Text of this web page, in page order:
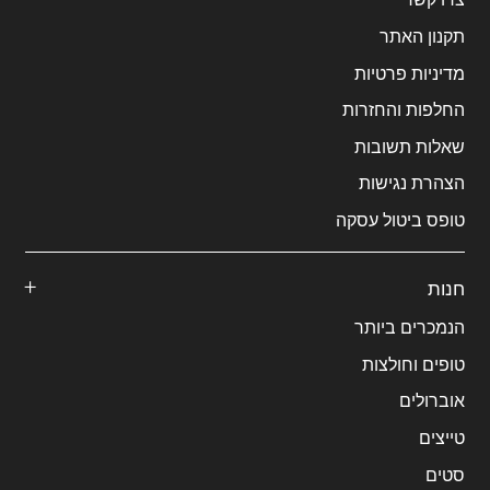
תקנון האתר
מדיניות פרטיות
החלפות והחזרות
שאלות תשובות
הצהרת נגישות
טופס ביטול עסקה
חנות
הנמכרים ביותר
טופים וחולצות
אוברולים
טייצים
סטים